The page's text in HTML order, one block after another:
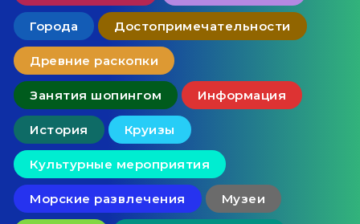
Города Достопримечательности
Древние раскопки
Занятия шопингом Информация
История Круизы
Культурные мероприятия
Морские развлечения Музеи